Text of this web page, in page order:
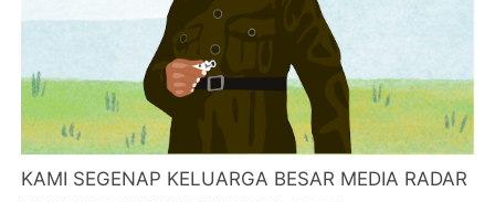
KAMI SEGENAP KELUARGA BESAR MEDIA RADAR